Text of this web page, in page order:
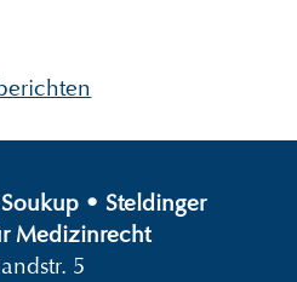
Soukup • Steldinger
Medizinrecht
5